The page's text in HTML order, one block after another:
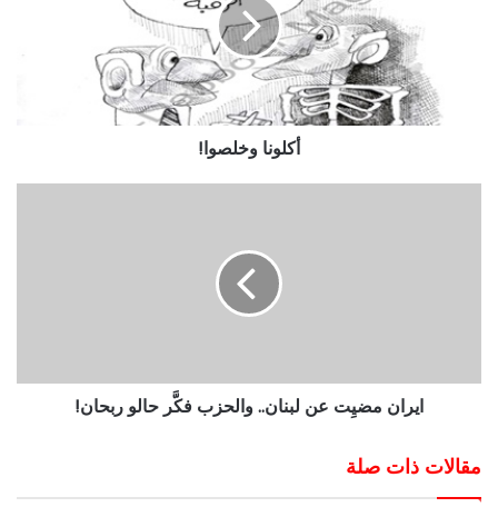
أكلونا وخلصوا!
ايران مضيِت عن لبنان.. والحزب فكَّر حالو ربحان!
مقالات ذات صلة